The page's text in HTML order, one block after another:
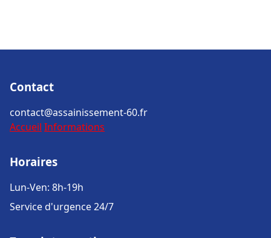
Contact
contact@assainissement-60.fr
Accueil Informations
Horaires
Lun-Ven: 8h-19h
Service d'urgence 24/7